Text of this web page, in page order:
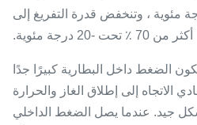
من 78 ٪ تحت 0 درجة مئوية ، وتنخفض قدرة التفريغ إلى
أكثر من 70 ٪ تحت -20 درجة مئوية.
الضغط داخل البطارية كبيرًا جدًا
الاتجاه إلى إطلاق الغاز والحرارة
جيد. عندما يصل الضغط الداخلي